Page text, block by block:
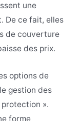
une
De ce fait, elles
de couverture
des prix.
options de
gestion des
».
forme